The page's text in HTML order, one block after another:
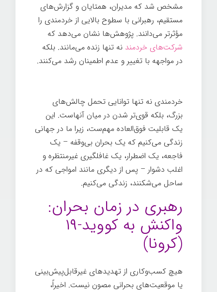
مشخص شد که مدیران، همتایان و گزارش‌های
مستقیم، رهبرانی با سطوح بالایی از خردمندی را
مؤثرتر می‌دانند. پژوهش‌ها نشان می‌دهد که
شرکت‌های خردمند نه تنها زنده می‌مانند. بلکه
در مواجهه با تغییر و عدم اطمینان رشد می‌کنند.
خردمندی نه تنها توانایی تحمل چالش‌های
بزرگ، بلکه قوی‌تر شدن در میان آنهاست. این
یک قابلیت فوق‌العاده مهم‌ست، زیرا ما در جهانی
زندگی می‌کنیم که یک بحران بی‌وقفه – یک
فاجعه، یک اضطرار، یک غافلگیری غیرمنتظره و
اغلب دشوار – پس از دیگری مانند امواجی که در
ساحل می‌شکنند، زندگی می‌کنیم.
رهبری در زمان بحران:
واکنش به کووید-۱۹
(کرونا)
هیچ کسب‌وکاری از تهدیدهای غیرقابل‌پیش‌بینی
یا موقعیت‌های بحرانی مصون نیست. اخیراً،